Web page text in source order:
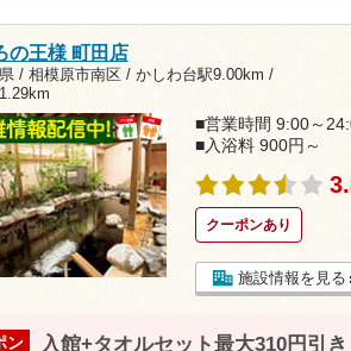
の王様 町田店
/ 相模原市南区 / かしわ台駅9.00km /
■営業時間 9:00～
■入浴料 900円～
クーポンあり
施設情報を見る
ン 入館+タオルセット最大310円引き